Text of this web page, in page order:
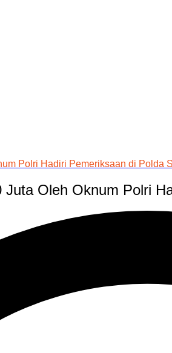
Polri Hadiri Pemeriksaan di Polda
Oleh Oknum Polri